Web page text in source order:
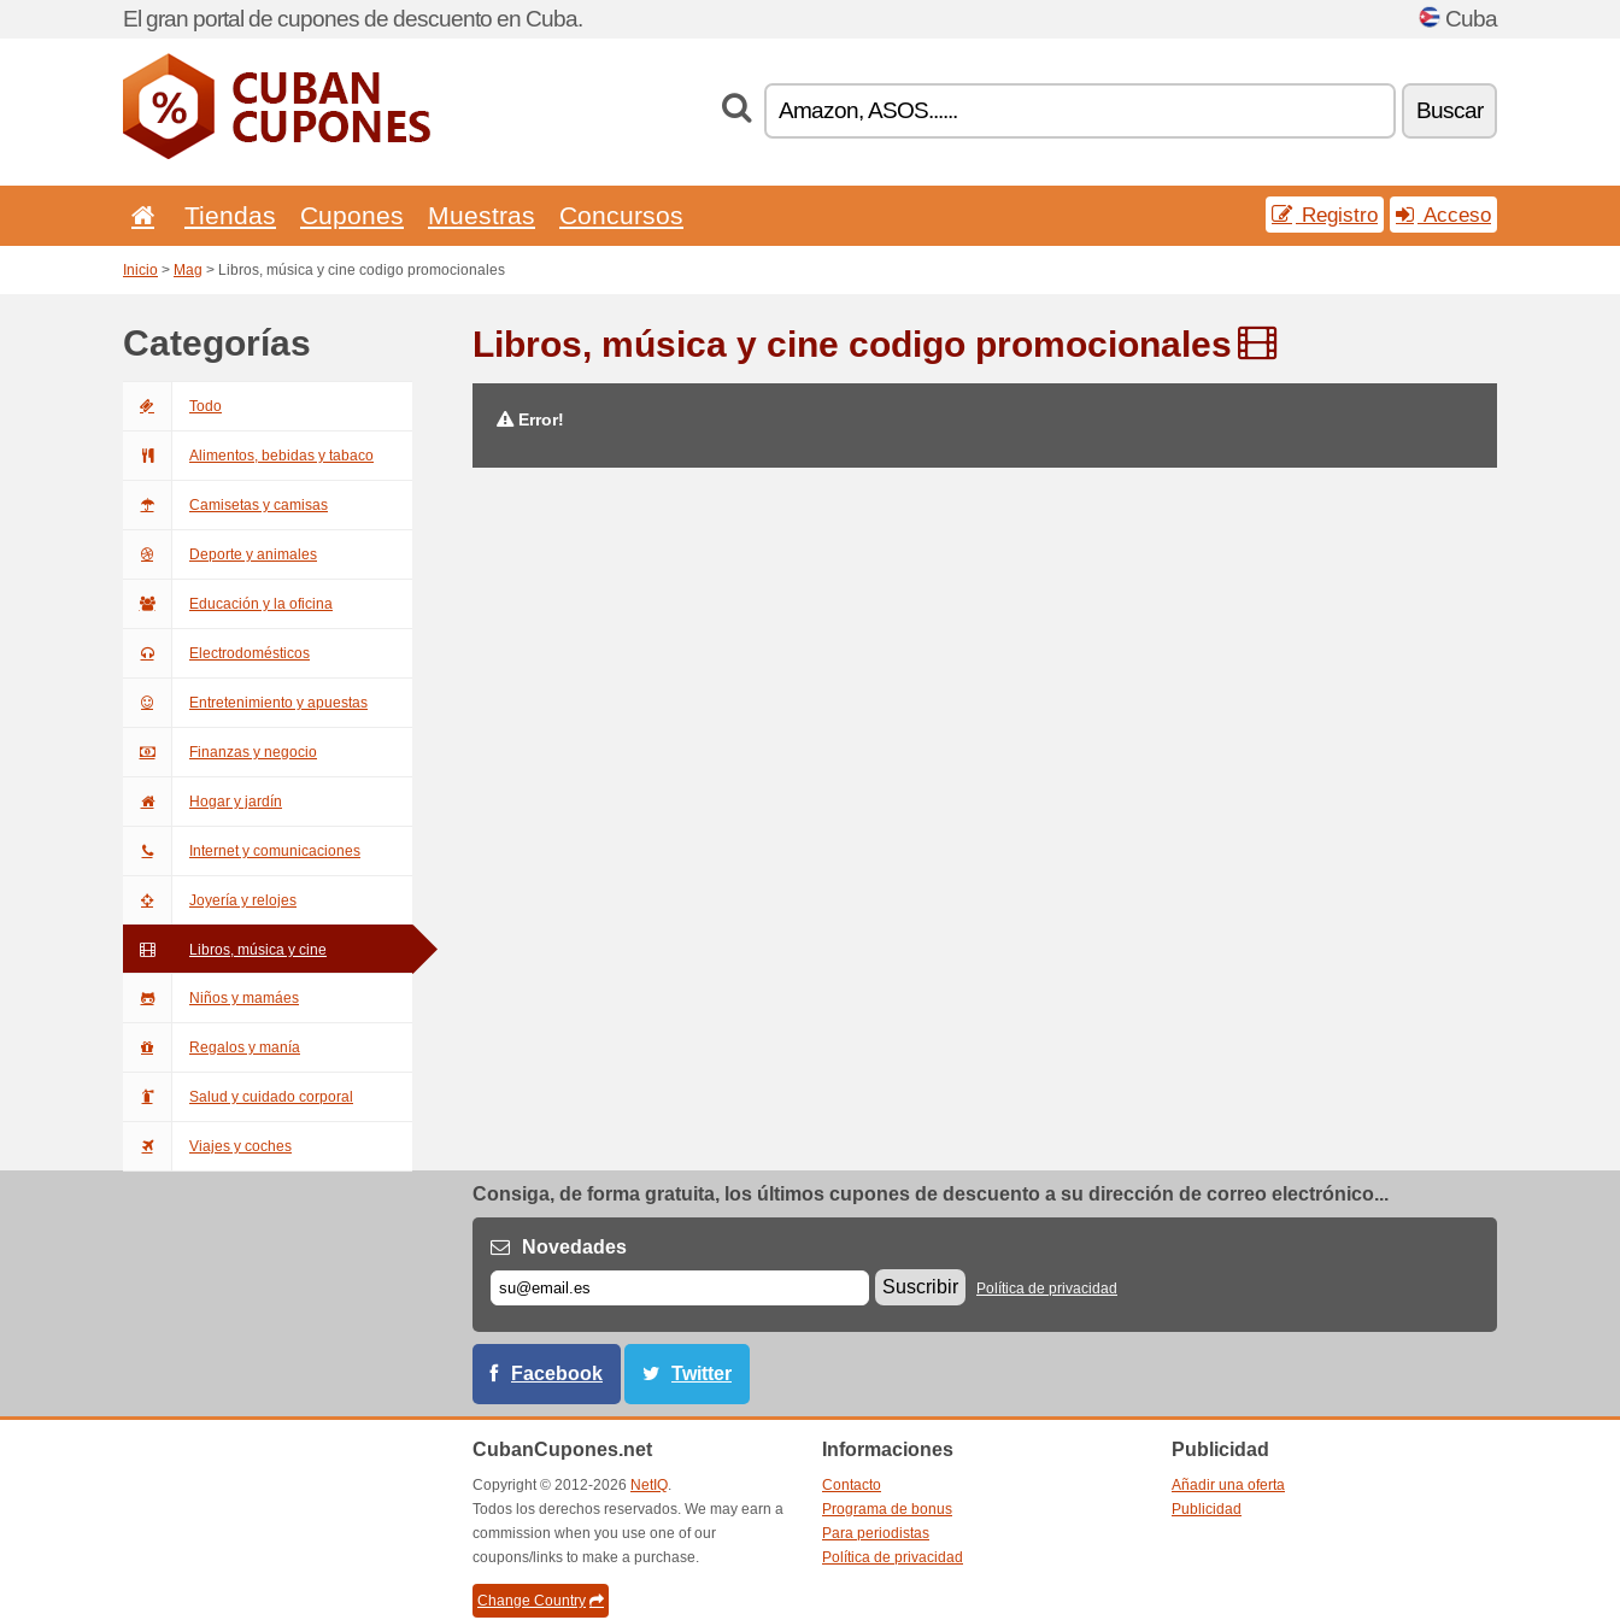
El gran portal de cupones de descuento en Cuba. Cuba
Buscar
Tiendas Cupones Muestras Concursos Registro Acceso
Inicio > Mag > Libros, música y cine codigo promocionales
Categorías
Todo
Alimentos, bebidas y tabaco
Camisetas y camisas
Deporte y animales
Educación y la oficina
Electrodomésticos
Entretenimiento y apuestas
Finanzas y negocio
Hogar y jardín
Internet y comunicaciones
Joyería y relojes
Libros, música y cine
Niños y mamáes
Regalos y manía
Salud y cuidado corporal
Viajes y coches
Libros, música y cine codigo promocionales
Error!
Consiga, de forma gratuita, los últimos cupones de descuento a su dirección de correo electrónico...
Novedades
Suscribir
Política de privacidad
Facebook Twitter
CubanCupones.net
Copyright © 2012-2026 NetIQ.
Todos los derechos reservados. We may earn a
commission when you use one of our
coupons/links to make a purchase.
Change Country
Informaciones
Contacto
Programa de bonus
Para periodistas
Política de privacidad
Publicidad
Añadir una oferta
Publicidad